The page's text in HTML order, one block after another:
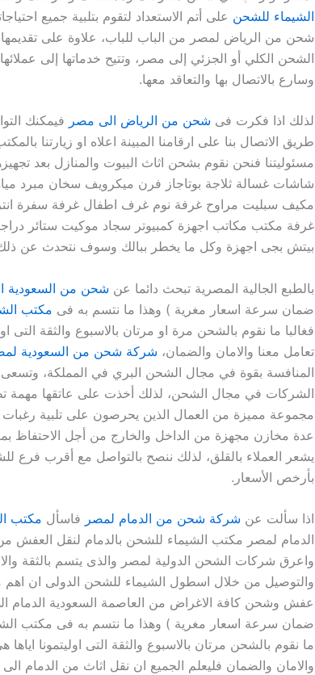
الشيماء للشحن على أتم الاستعداد لتقوم بتلبية جميع
شحن من الرياض لمصر من الباب للباب، علاوة على
الشحن الكلي أو الجزئي إلى مصر، وتتيح خدماتها إلى
وسارع بالاتصال بها والتعاقد معها.
لذلك اذا فكرت فى شحن من الرياض الى مصر فيمكنك
طريق الاتصال بنا على ارقامنا المبينة اعلاه او زيارتنا
مسئوليتنا فنحن نقوم بشحن اثاث البيوت والمنازل بعد
شاشات غسالة ثلاجة بوتاجاز فرن ميكرويف سخان مبرد
مكيف سبليت مراوح غرفة نوم غرف اطفال غرفة سفرة
غرفة مكتب مكاتب اجهزة كمبيوتر سجاد موكيت ستائر
بيتش بجى اجهزة وكل ما يخطر ببالك وسوف نتحدث عن ذلك
بالطبع الجالية المصرية تبحث دائما عن شحن من السعودية
ضمان سرعة اسعار مغرية ) وهذا ما نتسم به فى مكتب
فغالبا ما نقوم بالشحن مرة او مرتان بالاسبوع والثقة التى
تعامل معنا والامان والضمان، شركة شحن من السعودية
المنافسة بقوة في مجال الشحن البري في المملكة،
الشركات في مجال الشحن، لذلك أخذت على عاتقها مهمة
مجموعة مميزة من العمال الذين يحرصون على تلبية رغبات
عدة مخازن مجهزة من الداخل والخارج من أجل الاحتفاظ
يشعر العملاء بالقلق، لذلك ننصح بالتواصل مع أقرب
بأرخص الأسعار.
اذا سألت عن شركة شحن من الدمام لمصر فاسأل مكتب
الدمام لمصر مكتب الشيماء للشحن بالدمام لنقل العفش
واعرق شركات الشحن الدولية لمصر والذى يتسم بالثقة
والتوصيل من خلال اسطول الشيماء للشحن الدولى ان اهم
عفش وشحن كافة الاغراض من العاصمة السعودية الدمام
ضمان سرعة اسعار مغرية ) وهذا ما نتسم به فى مكتب
ما نقوم بالشحن مرتان بالاسبوع والثقة التى اوليتمونا
والامان والضمان فليعلم الجميع ان نقل اثاث من الدمام